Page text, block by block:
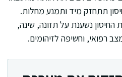
תתחזק מיד ותמנע מחלות.
נשענת על תזונה, שינה,
רפואי, וחשיפה לזיהומים.